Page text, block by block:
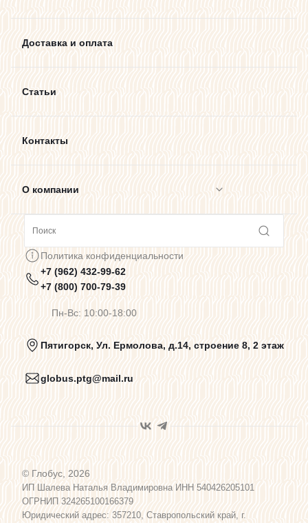
Доставка и оплата
Статьи
Контакты
О компании
Предупреждения о цветопередаче
Политика конфиденциальности
Пользовательское соглашение
Программа лояльности
Политика конфиденциальности
+7 (962) 432-99-62
+7 (800) 700-79-39
Пн-Вс: 10:00-18:00
Пятигорск, Ул. Ермолова, д.14, строение 8, 2 этаж
globus.ptg@mail.ru
© Глобус, 2026
ИП Шалева Наталья Владимировна ИНН 540426205101
ОГРНИП 324265100166379
Юридический адрес: 357210, Ставропольский край, г.